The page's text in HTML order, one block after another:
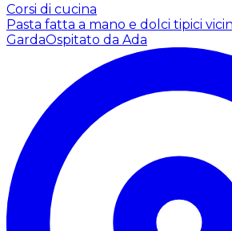
Corsi di cucina
Pasta fatta a mano e dolci tipici
GardaOspitato da Ada